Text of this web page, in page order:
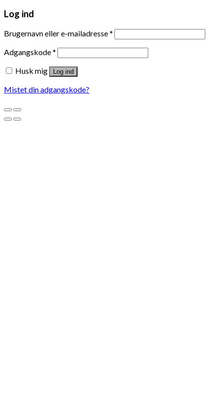
Log ind
Brugernavn eller e-mailadresse*
Adgangskode*
Husk mig
Log ind
Mistet din adgangskode?